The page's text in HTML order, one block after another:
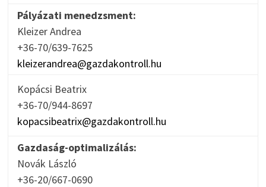
Pályázati menedzsment:
Kleizer Andrea
+36-70/639-7625
kleizerandrea@gazdakontroll.hu
Kopácsi Beatrix
+36-70/944-8697
kopacsibeatrix@gazdakontroll.hu
Gazdaság-optimalizálás:
Novák László
+36-20/667-0690